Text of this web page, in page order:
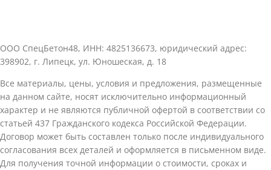
ООО СпецБетон48, ИНН: 4825136673, юридический адрес:
398902, г. Липецк, ул. Юношеская, д. 18
Все материалы, цены, условия и предложения, размещенные
на данном сайте, носят исключительно информационный
характер и не являются публичной офертой в соответствии со
статьей 437 Гражданского кодекса Российской Федерации.
Договор может быть составлен только после индивидуального
согласования всех деталей и оформляется в письменном виде.
Для получения точной информации о стоимости, сроках и